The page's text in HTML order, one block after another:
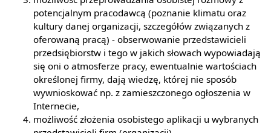
potencjalnym pracodawcą (poznanie klimatu oraz
kultury danej organizacji, szczegółów związanych z
oferowaną pracą) - obserwowanie przedstawicieli
przedsiębiorstw i tego w jakich słowach wypowiadają
się oni o atmosferze pracy, ewentualnie wartościach
określonej firmy, dają wiedzę, której nie sposób
wywnioskować np. z zamieszczonego ogłoszenia w
Internecie,
możliwość złożenia osobistego aplikacji u wybranych